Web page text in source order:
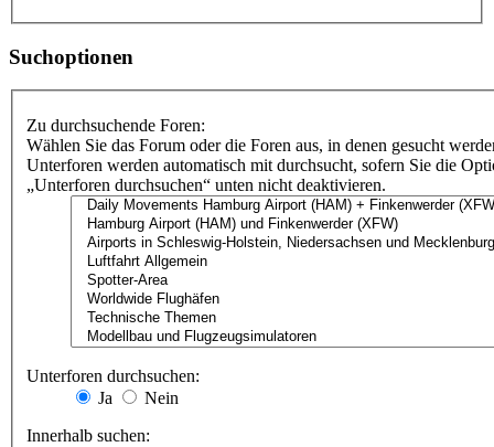
Suchoptionen
Zu durchsuchende Foren:
Wählen Sie das Forum oder die Foren aus, in denen gesucht
Unterforen werden automatisch mit durchsucht, sofern Sie die
„Unterforen durchsuchen“ unten nicht deaktivieren.
Unterforen durchsuchen:
Ja
Nein
Innerhalb suchen: